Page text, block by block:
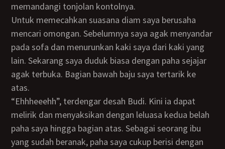
memandangi tonjolan kontolnya.
Untuk memecahkan suasana diam saya berusaha
mencari omongan. Sebelumnya saya agak menyandar
pada sofa dan menurunkan kaki saya dari kaki yang
lain. Sekarang saya duduk biasa dengan paha sejajar
agak terbuka. Bagian bawah baju saya tertarik ke
atas.
“Ehhheeehh”, terdengar desah Budi. Kini ia dapat
melirik dan menyaksikan dengan leluasa kedua belah
paha saya hingga bagian atas. Sebagai seorang ibu
yang sudah beranak, paha saya cukup berisi dengan